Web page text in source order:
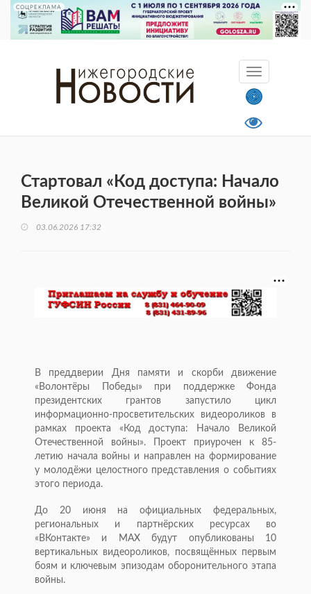
СОЦРЕКЛАМА
Стартовал «Код доступа: Начало
Великой Отечественной войны»
03.06.2026 17:32
В преддверии Дня памяти и скорби движение
«Волонтёры Победы» при поддержке Фонда
президентских грантов запустило цикл
информационно-просветительских видеороликов в
рамках проекта «Код доступа: Начало Великой
Отечественной войны». Проект приурочен к 85-
летию начала войны и направлен на формирование
у молодёжи целостного представления о событиях
этого периода.
До 20 июня на официальных федеральных,
региональных и партнёрских ресурсах во
«ВКонтакте» и МАХ будут опубликованы 10
вертикальных видеороликов, посвящённых первым
боям и ключевым эпизодам оборонительного этапа
войны.